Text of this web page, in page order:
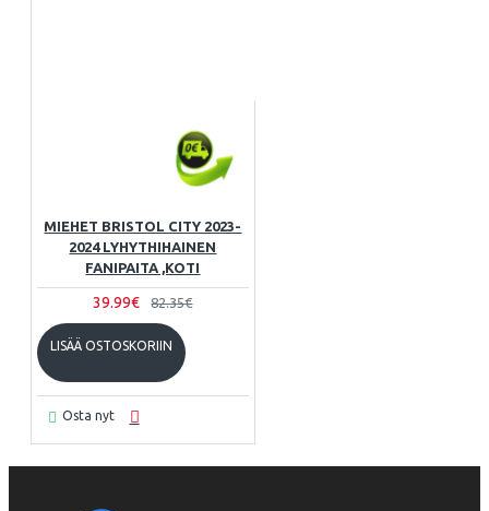
MIEHET BRISTOL CITY 2023-
2024 LYHYTHIHAINEN
FANIPAITA ,KOTI
39.99€ 82.35€
LISÄÄ OSTOSKORIIN
Osta nyt